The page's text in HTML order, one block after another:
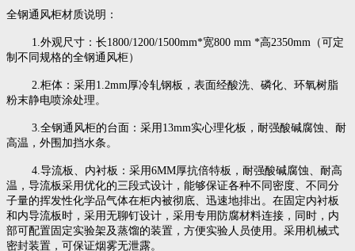
全钢通风柜材质说明：
1.外观尺寸：长1800/1200/1500mm*宽800 mm *高2350mm（可定
制不同规格的全钢通风柜）
2.柜体：采用1.2mm厚冷轧钢板，表面经酸洗、磷化、环氧树脂
粉末静电喷涂处理。
3.全钢通风柜的台面：采用13mm实心理化板，耐强酸碱腐蚀、耐
高温，外围加挡水条。
4.导流板、内衬板：采用6MM厚抗倍特板，耐强酸碱腐蚀、耐高
温，导流板采用优化的三段式设计，能够保证各种不同密度、不同分
子量的挥发性化学品气体在柜内被彻底、迅速地排出。在固定内衬板
和内导流板时，采用无聊钉设计，采用专用防腐材料连接，同时，内
部可配置固定实验架及蒸馏的装置，方便实验人员使用。采用机械式
密封装置，可保证烟雾无泄露。